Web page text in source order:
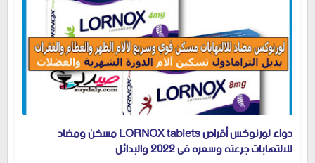
دواء لورنوكس أقراص LORNOX tablets مسكن ومضاد
للالتهابات جرعته وسعره في 2022 والبدائل